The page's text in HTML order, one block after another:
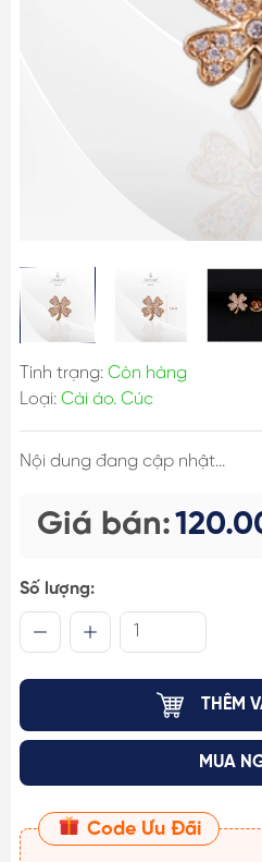
Tình trạng: Còn hàng
Loại: Cài áo. Cúc
Nội dung đang cập nhật...
Giá bán:
Số lượng:
THÊM
MUA
Code Ưu Đãi